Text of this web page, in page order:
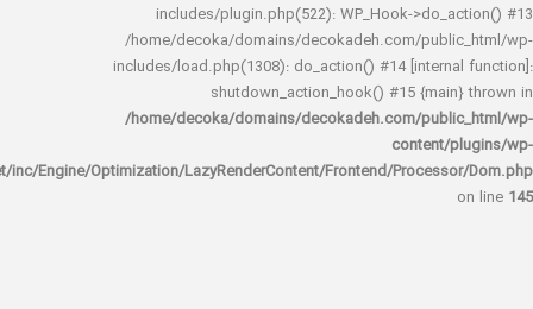
includes/plugin.php(522): WP_Hook-
/home/decoka/domains/decokadeh.com/
includes/load.php(1308): do_action() #14
shutdown_action_hook() #15
/home/decoka/domains/decokadeh.com/
rocket/inc/Engine/Optimization/LazyRenderContent/Frontend/